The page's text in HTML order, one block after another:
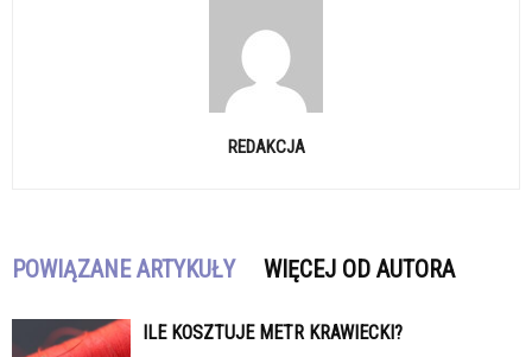
REDAKCJA
POWIĄZANE ARTYKUŁY WIĘCEJ OD AUTORA
ILE KOSZTUJE METR KRAWIECKI?